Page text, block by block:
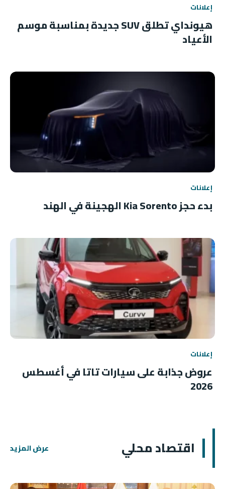
إعلانات
هيونداي تطلق SUV جديدة بمناسبة موسم
الأعياد
إعلانات
بدء حجز Kia Sorento الهجينة في الهند
إعلانات
عروض جذابة على سيارات تاتا في أغسطس
2026
اقتصاد محلي عرض المزيد